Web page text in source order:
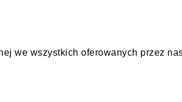
we wszystkich oferowanych przez